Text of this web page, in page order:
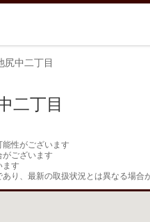
尻中二丁目
二丁目
性がございます
がございます
ます
り、最新の取扱状況とは異なる場合